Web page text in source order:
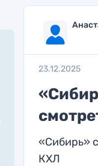
23.12.2025
«Сибирь»
КХЛ